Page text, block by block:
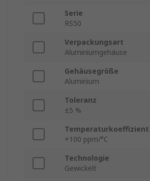
Serie
RS50
Verpackungsart
Aluminiumgehäuse
Gehäusegröße
Aluminium
Toleranz
±5 %
Temperaturkoeffizient
+100 ppm/°C
Technologie
Gewickelt